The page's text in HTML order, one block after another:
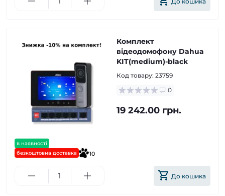
в наявності
безкоштовна доставка
10
Комплект
відеодомофону Dahua
KIT(medium)-black
Код товару: 23759
0
19 242.00 грн.
До кошика